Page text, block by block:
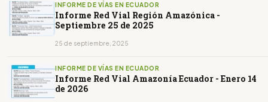
INFORME DE VÍAS EN ECUADOR
Informe Red Vial Región Amazónica -
Septiembre 25 de 2025
25 de septiembre, 2025
INFORME DE VÍAS EN ECUADOR
Informe Red Vial Amazonía Ecuador - Enero 14
de 2026